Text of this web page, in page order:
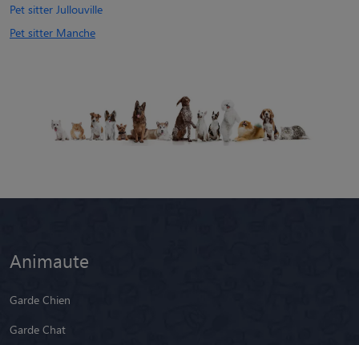
Pet sitter Jullouville
Pet sitter Manche
Animaute
Garde Chien
Garde Chat